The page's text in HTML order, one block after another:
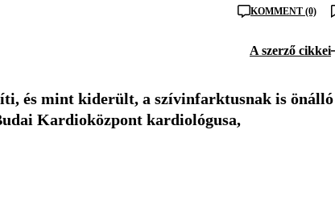
KOMMENT (0)
A szerző cikkei
és mint kiderült, a szívinfarktusnak is önálló
Kardioközpont kardiológusa,